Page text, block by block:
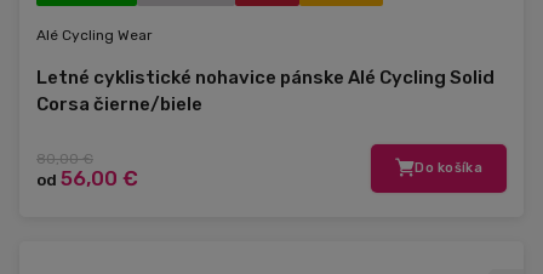
Alé Cycling Wear
Letné cyklistické nohavice pánske Alé Cycling Solid
Corsa čierne/biele
80,00 €
od 56,00 € Do košíka